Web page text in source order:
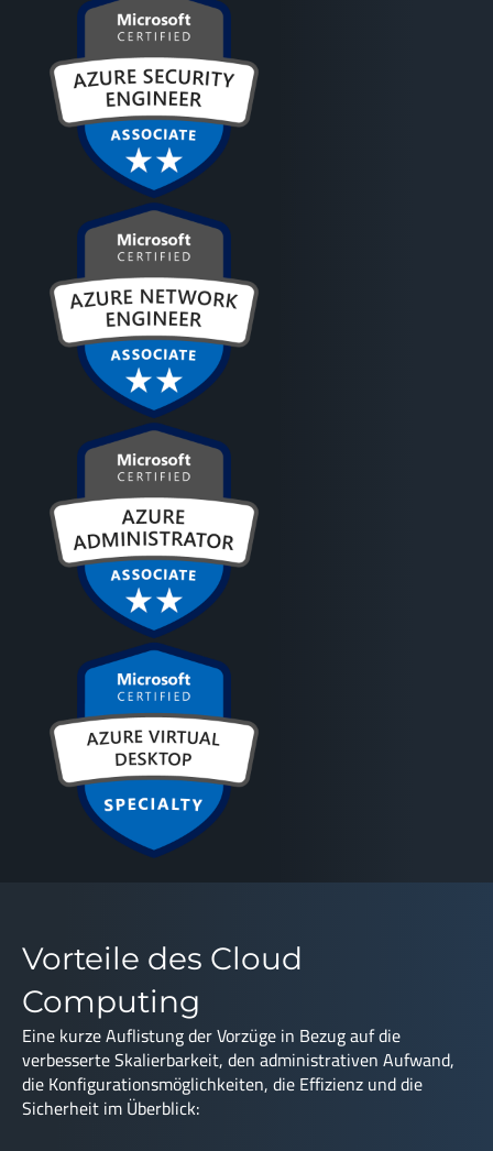
Vorteile des Cloud
Computing
Eine kurze Auflistung der Vorzüge in Bezug auf die
verbesserte Skalierbarkeit, den administrativen Aufwand,
die Konfigurationsmöglichkeiten, die Effizienz und die
Sicherheit im Überblick: